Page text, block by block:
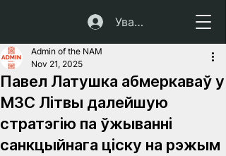
Увайсці
Павел Латушка абмеркаваў у
МЗС Літвы далейшую
стратэгію па ўжыванні
санкцыйнага ціску на рэжым
Admin of the NAM
Nov 21, 2025